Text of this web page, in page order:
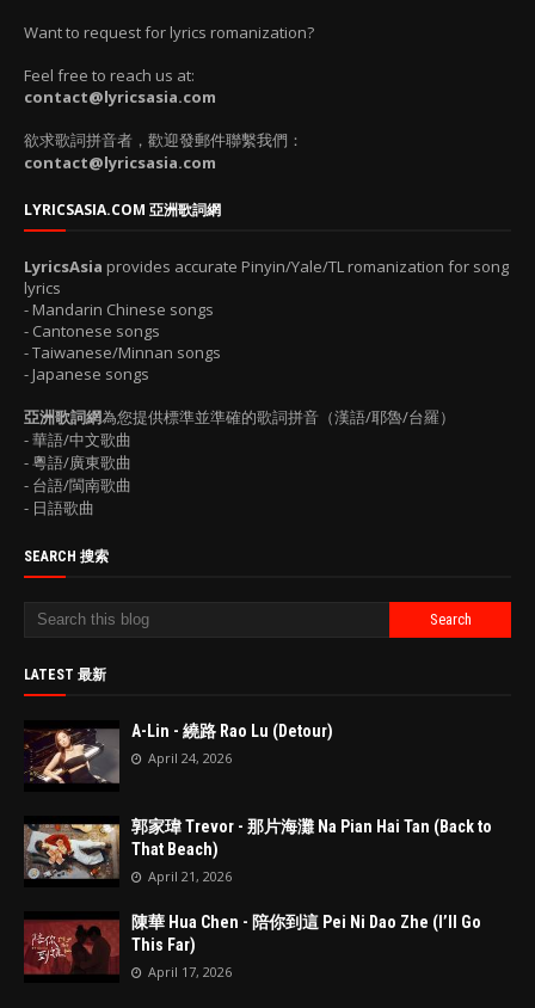
Want to request for lyrics romanization?
Feel free to reach us at:
contact@lyricsasia.com
欲求歌詞拼音者，歡迎發郵件聯繫我們：
contact@lyricsasia.com
LYRICSASIA.COM 亞洲歌詞網
LyricsAsia provides accurate Pinyin/Yale/TL romanization for song
lyrics
- Mandarin Chinese songs
- Cantonese songs
- Taiwanese/Minnan songs
- Japanese songs
亞洲歌詞網為您提供標準並準確的歌詞拼音（漢語/耶魯/台羅）
- 華語/中文歌曲
- 粵語/廣東歌曲
- 台語/閩南歌曲
- 日語歌曲
SEARCH 搜索
LATEST 最新
A-Lin - 繞路 Rao Lu (Detour)
April 24, 2026
郭家瑋 Trevor - 那片海灘 Na Pian Hai Tan (Back to
That Beach)
April 21, 2026
陳華 Hua Chen - 陪你到這 Pei Ni Dao Zhe (I’ll Go
This Far)
April 17, 2026